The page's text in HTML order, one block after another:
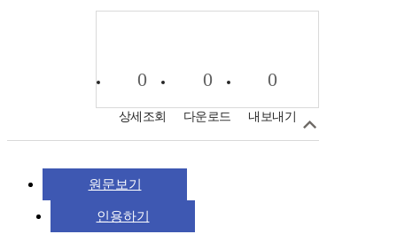
0
상세조회
0
다운로드
0
내보내기
원문보기
인용하기